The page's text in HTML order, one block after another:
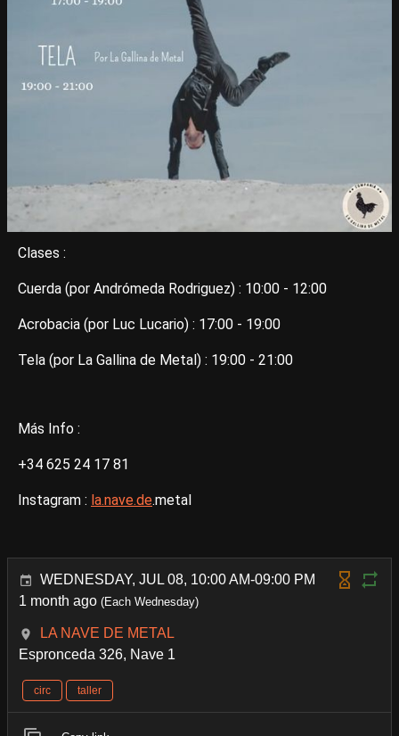
Clases :
Cuerda (por Andrómeda Rodriguez) : 10:00 - 12:00
Acrobacia (por Luc Lucario) : 17:00 - 19:00
Tela (por La Gallina de Metal) : 19:00 - 21:00
Más Info :
+34 625 24 17 81
Instagram : la.nave.de.metal
WEDNESDAY, JUL 08, 10:00 AM-09:00 PM
1 month ago (Each Wednesday)
LA NAVE DE METAL
Espronceda 326, Nave 1
circ taller